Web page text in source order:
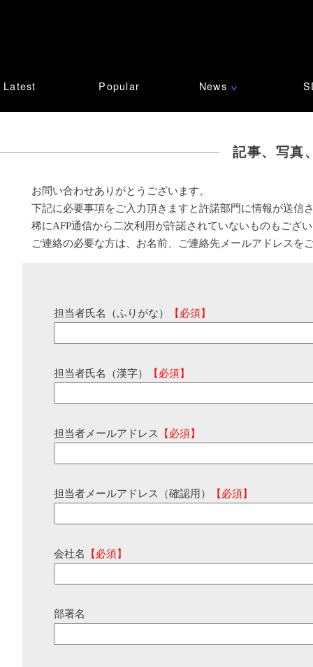
Latest Popular News ∨
記事、写真
お問い合わせありがとうございます。
下記に必要事項をご入力頂きますと許諾部門に情報が送信
稀にAFP通信から二次利用が許諾されていないものもござ
ご連絡の必要な方は、お名前、ご連絡先メールアドレスを
担当者氏名（ふりがな） 【必須】
担当者氏名（漢字） 【必須】
担当者メールアドレス 【必須】
担当者メールアドレス（確認用） 【必須】
会社名 【必須】
部署名